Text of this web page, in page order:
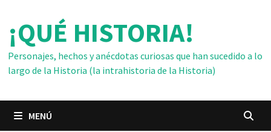
contenido
¡QUÉ HISTORIA!
Personajes, hechos y anécdotas curiosas que han sucedido a lo
largo de la Historia (la intrahistoria de la Historia)
MENÚ